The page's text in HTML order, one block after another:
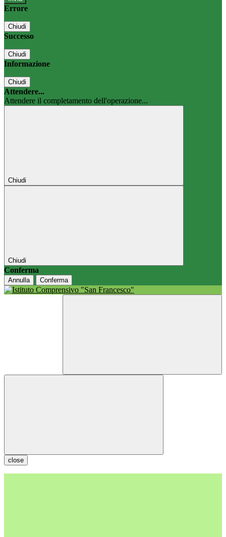
Errore
Chiudi
Successo
Chiudi
Informazione
Chiudi
Attendere...
Attendere il completamento dell'operazione...
Chiudi
Chiudi
Conferma
Annulla Conferma
close